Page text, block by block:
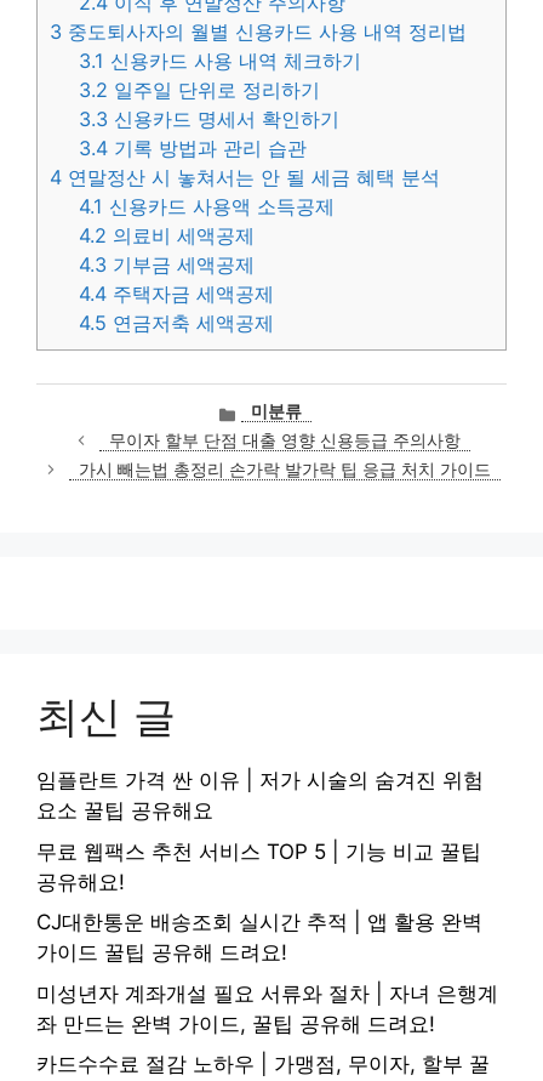
3 중도퇴사자의 월별 신용카드 사용 내역 정리법
3.1 신용카드 사용 내역 체크하기
3.2 일주일 단위로 정리하기
3.3 신용카드 명세서 확인하기
3.4 기록 방법과 관리 습관
4 연말정산 시 놓쳐서는 안 될 세금 혜택 분석
4.1 신용카드 사용액 소득공제
4.2 의료비 세액공제
4.3 기부금 세액공제
4.4 주택자금 세액공제
4.5 연금저축 세액공제
카
테
고
리
미분류
무이자 할부 단점 대출 영향 신용등급 주의사항
가시 빼는법 총정리 손가락 발가락 팁 응급 처치 가이드
최신 글
임플란트 가격 싼 이유 | 저가 시술의 숨겨진 위험
요소 꿀팁 공유해요
무료 웹팩스 추천 서비스 TOP 5 | 기능 비교 꿀팁
공유해요!
CJ대한통운 배송조회 실시간 추적 | 앱 활용 완벽
가이드 꿀팁 공유해 드려요!
미성년자 계좌개설 필요 서류와 절차 | 자녀 은행계
좌 만드는 완벽 가이드, 꿀팁 공유해 드려요!
카드수수료 절감 노하우 | 가맹점, 무이자, 할부 꿀